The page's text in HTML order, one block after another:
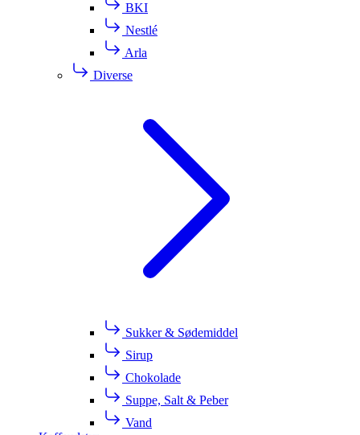
BKI
Nestlé
Arla
Diverse
Sukker & Sødemiddel
Sirup
Chokolade
Suppe, Salt & Peber
Vand